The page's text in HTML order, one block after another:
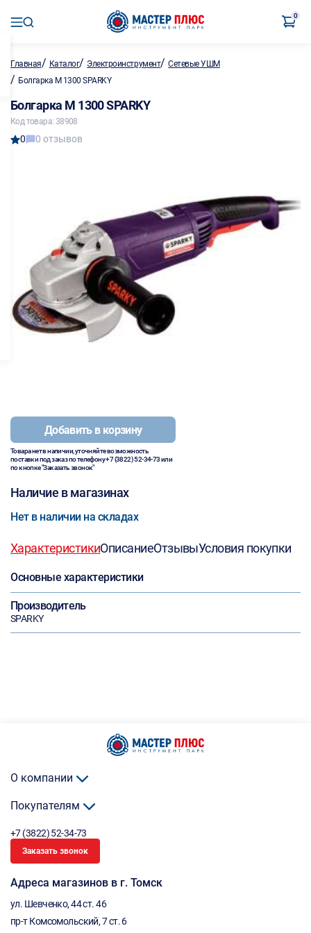
0
Главная/ Каталог/ Электроинструмент/Сетевые УШМ
/ Болгарка M 1300 SPARKY
Болгарка M 1300 SPARKY
Код товара: 38908
0 0 отзывов
Добавить в корзину
Товара нет в наличии, уточняйте возможность
поставки под заказ по телефону+7 (3822) 52-34-73или
по кнопке "Заказать звонок"
Наличие в магазинах
Нет в наличии на складах
ХарактеристикиОписаниеОтзывыУсловия покупки
Основные характеристики
Производитель
SPARKY
О компании
Покупателям
+7 (3822) 52-34-73
Заказать звонок
Адреса магазинов в г. Томск
ул. Шевченко, 44 ст. 46
пр-т Комсомольский, 7 ст. 6